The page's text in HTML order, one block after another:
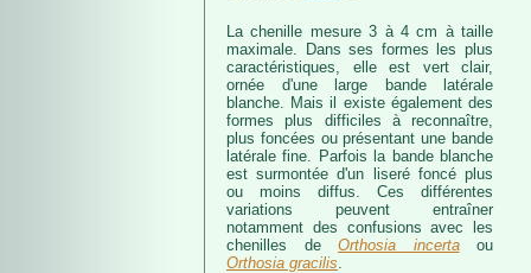
La chenille mesure 3 à 4 cm à taille
maximale. Dans ses formes les plus
caractéristiques, elle est vert clair,
ornée d'une large bande latérale
blanche. Mais il existe également des
formes plus difficiles à reconnaître,
plus foncées ou présentant une bande
latérale fine. Parfois la bande blanche
est surmontée d'un liseré foncé plus
ou moins diffus. Ces différentes
variations peuvent entraîner
notamment des confusions avec les
chenilles de Orthosia incertaou
Orthosia gracilis.